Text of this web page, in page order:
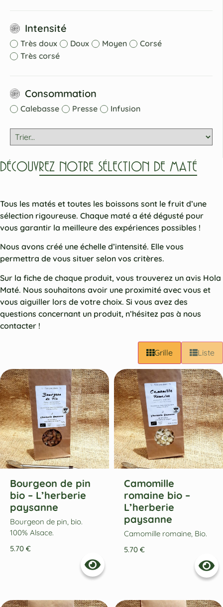
Intensité
Très doux Doux Moyen
Corsé
Très corsé
Consommation
Calebasse Presse Infusion
DÉCOUVREZ NOTRE SÉLECTION DE MATÉ
Tous les matés et toutes les boissons sont le fruit d’une
sélection rigoureuse. Chaque maté a été dégusté pour
vous garantir la meilleure des expériences possibles !
Nous avons créé une échelle d’intensité. Elle vous
permettra de vous situer selon vos critères.
Sur la fiche de chaque produit, vous trouverez un avis Hola
Maté. Nous souhaitons avoir une proximité avec vous et
vous aiguiller lors de votre choix. Si vous avez des
questions concernant un produit, n’hésitez pas à nous
contacter !
Grille Liste
Bourgeon de pin
bio – L’herberie
paysanne
Bourgeon de pin, bio.
100% Alsace.
5.70 €
Camomille
romaine bio –
L’herberie
paysanne
Camomille romaine, Bio.
5.70 €